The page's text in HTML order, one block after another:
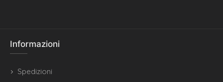
Informazioni
Spedizioni